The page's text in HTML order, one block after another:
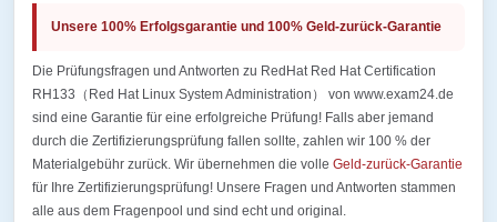
Unsere 100% Erfolgsgarantie und 100% Geld-zurück-Garantie
Die Prüfungsfragen und Antworten zu RedHat Red Hat Certification
RH133（Red Hat Linux System Administration） von www.exam24.de
sind eine Garantie für eine erfolgreiche Prüfung! Falls aber jemand
durch die Zertifizierungsprüfung fallen sollte, zahlen wir 100 % der
Materialgebühr zurück. Wir übernehmen die volle Geld-zurück-Garantie
für Ihre Zertifizierungsprüfung! Unsere Fragen und Antworten stammen
alle aus dem Fragenpool und sind echt und original.